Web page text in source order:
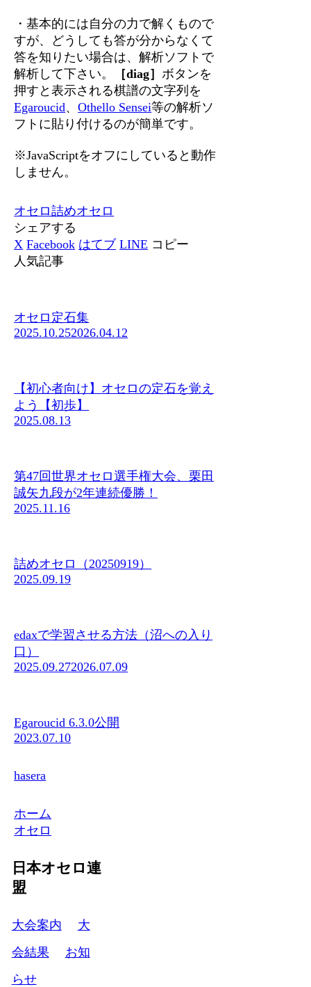
・基本的には自分の力で解くもので
すが、どうしても答が分からなくて
答を知りたい場合は、解析ソフトで
解析して下さい。
［diag］ ボタンを
押すと表示される棋譜の文字列を
Egaroucid、Othello Sensei等の解析ソ
フトに貼り付けるのが簡単です。
※JavaScriptをオフにしていると動作
しません。
オセロ詰めオセロ
シェアする
X Facebook はてブ LINE コピー
人気記事
オセロ定石集
2025.10.252026.04.12
【初心者向け】オセロの定石を覚え
よう【初歩】
2025.08.13
第47回世界オセロ選手権大会、栗田
誠矢九段が2年連続優勝！
2025.11.16
詰めオセロ（20250919）
2025.09.19
edaxで学習させる方法（沼への入り
口）
2025.09.272026.07.09
Egaroucid 6.3.0公開
2023.07.10
hasera
ホーム
オセロ
日本オセロ連
盟
大会案内
大
会結果
お知
らせ